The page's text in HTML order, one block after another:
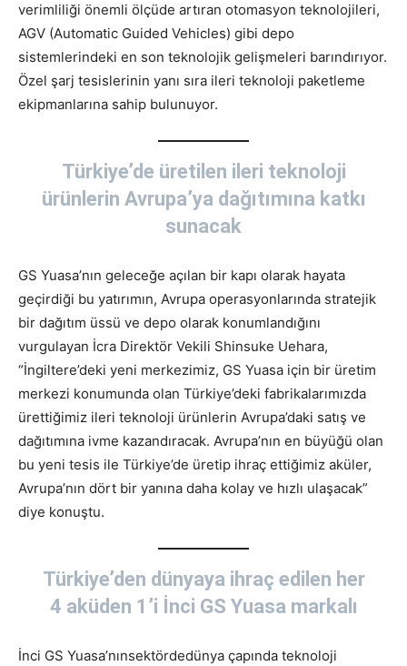
verimliliği önemli ölçüde artıran otomasyon teknolojileri,
AGV (Automatic Guided Vehicles) gibi depo
sistemlerindeki en son teknolojik gelişmeleri barındırıyor.
Özel şarj tesislerinin yanı sıra ileri teknoloji paketleme
ekipmanlarına sahip bulunuyor.
Türkiye’de üretilen ileri teknoloji
ürünlerin Avrupa’ya dağıtımına katkı
sunacak
GS Yuasa’nın geleceğe açılan bir kapı olarak hayata
geçirdiği bu yatırımın, Avrupa operasyonlarında stratejik
bir dağıtım üssü ve depo olarak konumlandığını
vurgulayan İcra Direktör Vekili Shinsuke Uehara,
“İngiltere’deki yeni merkezimiz, GS Yuasa için bir üretim
merkezi konumunda olan Türkiye’deki fabrikalarımızda
ürettiğimiz ileri teknoloji ürünlerin Avrupa’daki satış ve
dağıtımına ivme kazandıracak. Avrupa’nın en büyüğü olan
bu yeni tesis ile Türkiye’de üretip ihraç ettiğimiz aküler,
Avrupa’nın dört bir yanına daha kolay ve hızlı ulaşacak”
diye konuştu.
Türkiye’den dünyaya ihraç edilen her
4 aküden 1’i İnci GS Yuasa markalı
İnci GS Yuasa’nınsektördedünya çapında teknoloji